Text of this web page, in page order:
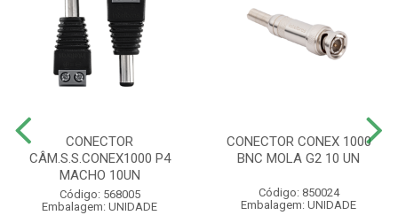
CONECTOR
CÂM.S.S.CONEX1000 P4
MACHO 10UN
Código: 568005
Embalagem: UNIDADE
CONECTOR CONEX 1000
BNC MOLA G2 10 UN
Código: 850024
Embalagem: UNIDADE